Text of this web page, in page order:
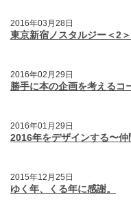
2016年03月28日
東京新宿ノスタルジー＜2
2016年02月29日
勝手に本の企画を考えるコ
2016年01月29日
2016年をデザインする〜
2015年12月25日
ゆく年、くる年に感謝。